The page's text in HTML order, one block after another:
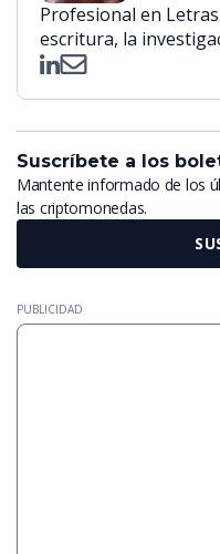
Profesional en
escritura, la
Suscríbete a los
Mantente informado de los
las criptomonedas.
PUBLICIDAD